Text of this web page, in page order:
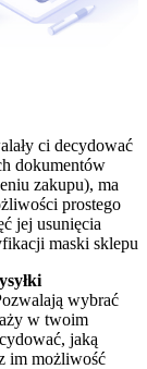
ci decydować
dokumentów
zakupu), ma
prostego
jej usunięcia
maski sklepu
wybrać
w twoim
jaką
im możliwość